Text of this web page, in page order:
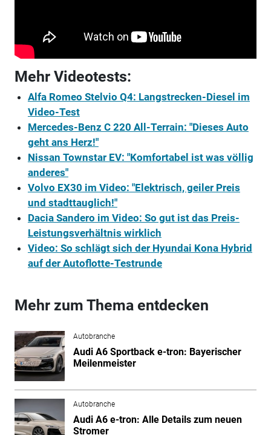
Mehr Videotests:
Alfa Romeo Stelvio Q4: Langstrecken-Diesel im
Video-Test
Mercedes-Benz C 220 All-Terrain: "Dieses Auto
geht ans Herz!"
Nissan Townstar EV: "Komfortabel ist was völlig
anderes"
Volvo EX30 im Video: "Elektrisch, geiler Preis
und stadttauglich!"
Dacia Sandero im Video: So gut ist das Preis-
Leistungsverhältnis wirklich
Video: So schlägt sich der Hyundai Kona Hybrid
auf der Autoflotte-Testrunde
Mehr zum Thema entdecken
Autobranche
Audi A6 Sportback e-tron: Bayerischer
Meilenmeister
Autobranche
Audi A6 e-tron: Alle Details zum neuen
Stromer